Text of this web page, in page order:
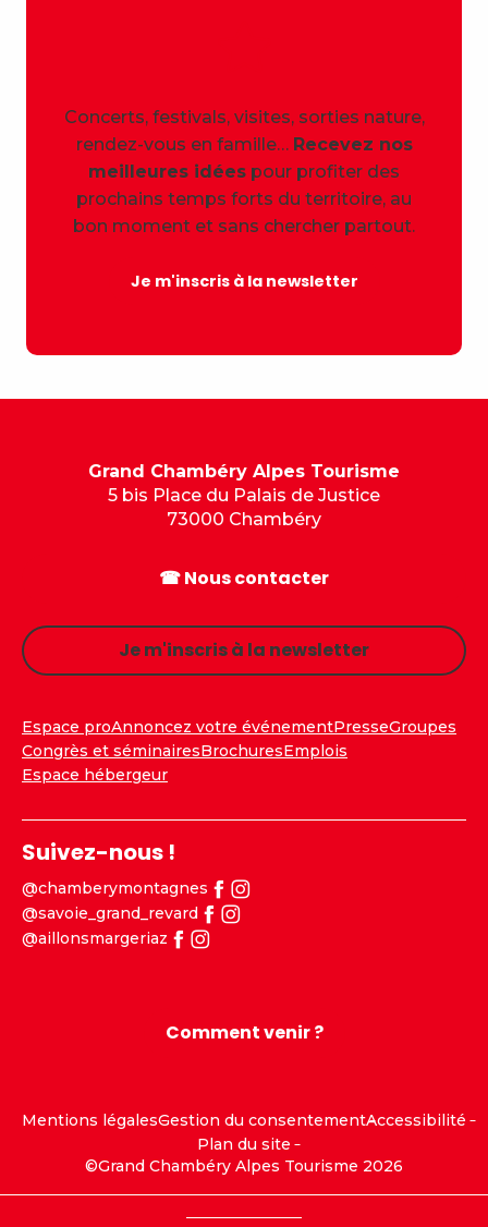
Concerts, festivals, visites, sorties nature,
rendez-vous en famille… Recevez nos
meilleures idées pour profiter des
prochains temps forts du territoire, au
bon moment et sans chercher partout.
Je m'inscris à la newsletter
Grand Chambéry Alpes Tourisme
5 bis Place du Palais de Justice
73000 Chambéry
☎ Nous contacter
Je m'inscris à la newsletter
Espace proAnnoncez votre événementPresseGroupes
Congrès et séminairesBrochuresEmplois
Espace hébergeur
Suivez-nous !
@chamberymontagnes
@savoie_grand_revard
@aillonsmargeriaz
Comment venir ?
Mentions légalesGestion du consentementAccessibilité
Plan du site
©Grand Chambéry Alpes Tourisme 2026